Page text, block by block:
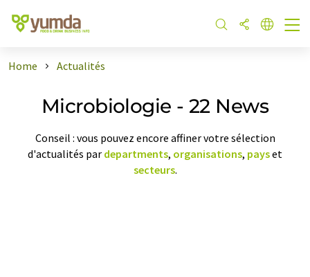
Home Actualités
Microbiologie - 22 News
Conseil : vous pouvez encore affiner votre sélection
d'actualités par departments, organisations, payset
secteurs.